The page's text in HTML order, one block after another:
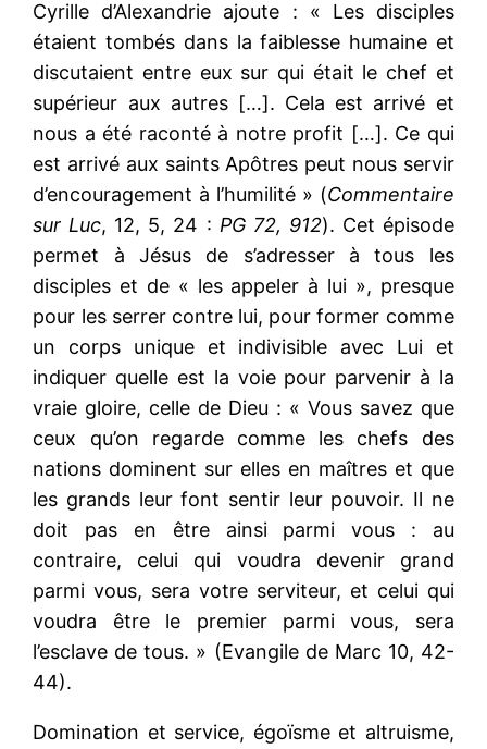
Cyrille d’Alexandrie ajoute : « Les disciples
étaient tombés dans la faiblesse humaine et
discutaient entre eux sur qui était le chef et
supérieur aux autres […]. Cela est arrivé et
nous a été raconté à notre profit […]. Ce qui
est arrivé aux saints Apôtres peut nous servir
d’encouragement à l’humilité » (Commentaire
sur Luc, 12, 5, 24 : PG 72, 912). Cet épisode
permet à Jésus de s’adresser à tous les
disciples et de « les appeler à lui », presque
pour les serrer contre lui, pour former comme
un corps unique et indivisible avec Lui et
indiquer quelle est la voie pour parvenir à la
vraie gloire, celle de Dieu : « Vous savez que
ceux qu’on regarde comme les chefs des
nations dominent sur elles en maîtres et que
les grands leur font sentir leur pouvoir. Il ne
doit pas en être ainsi parmi vous : au
contraire, celui qui voudra devenir grand
parmi vous, sera votre serviteur, et celui qui
voudra être le premier parmi vous, sera
l’esclave de tous. » (Evangile de Marc 10, 42-
44).
Domination et service, égoïsme et altruisme,